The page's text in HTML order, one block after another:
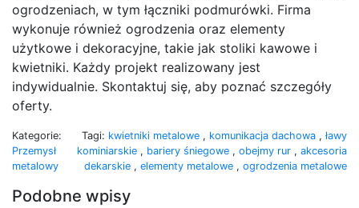
ogrodzeniach, w tym łączniki podmurówki. Firma
wykonuje również ogrodzenia oraz elementy
użytkowe i dekoracyjne, takie jak stoliki kawowe i
kwietniki. Każdy projekt realizowany jest
indywidualnie. Skontaktuj się, aby poznać szczegóły
oferty.
Kategorie:
Przemysł
metalowy
Tagi: kwietniki metalowe , komunikacja dachowa , ławy
kominiarskie , bariery śniegowe , obejmy rur , akcesoria
dekarskie , elementy metalowe , ogrodzenia metalowe
Podobne wpisy